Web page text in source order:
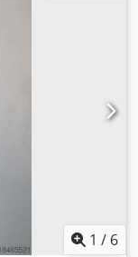
2 (= TWINCVI-2
ケーブル上
250 スクリューサ
切りビン。 モー
ード）：11600ま
よるトルク制御
/ドレシュウィン
るトルク制御 ト
チコントロール
換性 1 x モータ
1 x センサーケ
操作説明書を含む
1 / 6